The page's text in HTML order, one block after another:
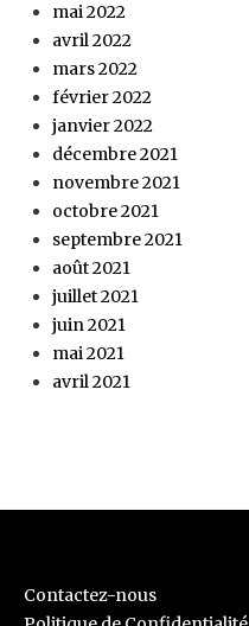
mai 2022
avril 2022
mars 2022
février 2022
janvier 2022
décembre 2021
novembre 2021
octobre 2021
septembre 2021
août 2021
juillet 2021
juin 2021
mai 2021
avril 2021
Contactez-nous